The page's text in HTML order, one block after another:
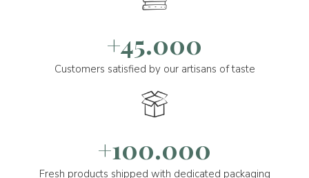
+45.000
Customers satisfied by our artisans of taste
+100.000
Fresh products shipped with dedicated packaging